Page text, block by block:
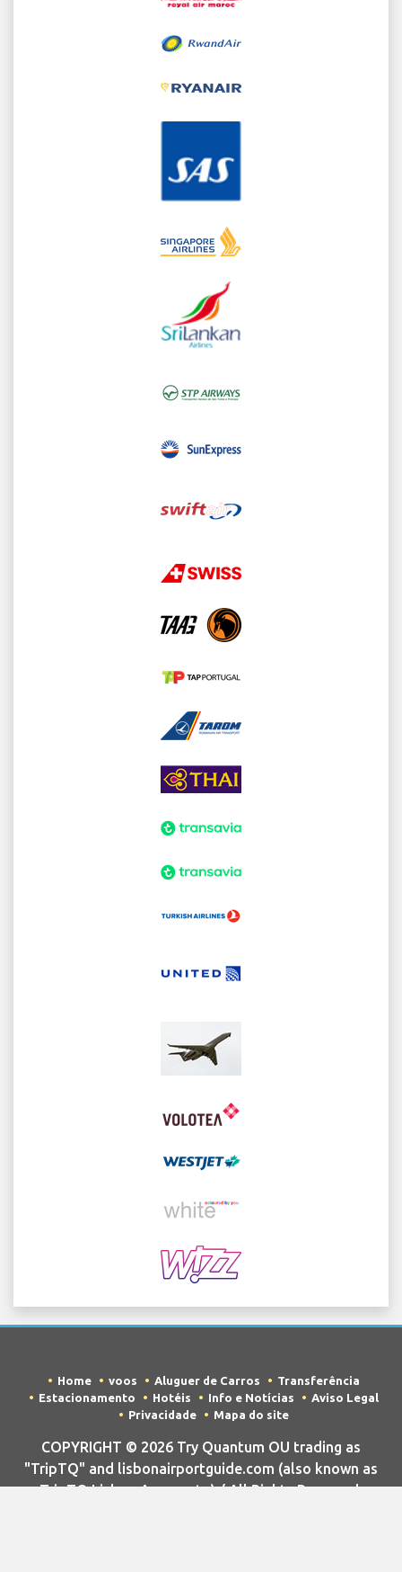
Home voos Aluguer de Carros
Transferência
Estacionamento
Hotéis Info e Notícias
Aviso Legal
Privacidade
Mapa do site
COPYRIGHT © 2026 Try Quantum OU trading as
"TripTQ" and lisbonairportguide.com (also known as
TripTQ Lisbon Aeroporto) / All Rights Reserved.